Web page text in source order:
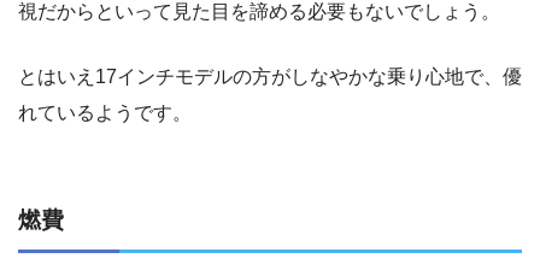
視だからといって見た目を諦める必要もないでしょう。
とはいえ17インチモデルの方がしなやかな乗り心地で、優
れているようです。
燃費